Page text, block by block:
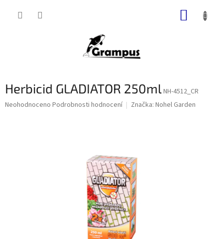
Herbicid GLADIATOR 250mlNH-4512_CR
Průměrné
Neohodnoceno Podrobnosti hodnocení Značka: Nohel Garden